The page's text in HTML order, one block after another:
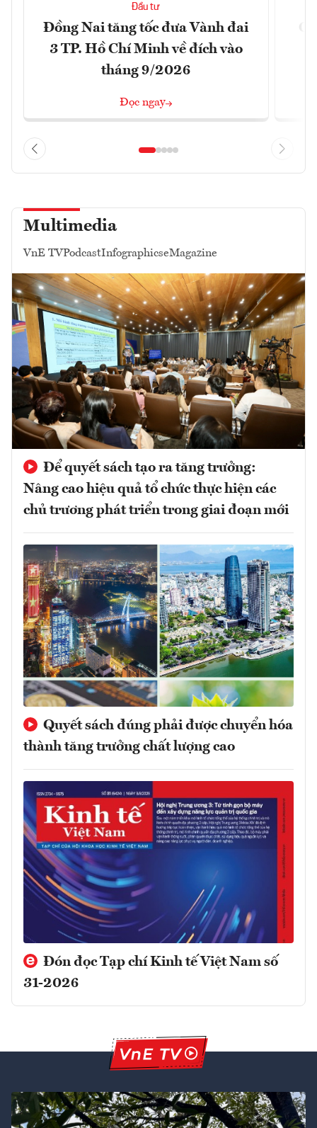
Đầu tư
Đồng Nai tăng tốc đưa Vành đai
3 TP. Hồ Chí Minh về đích vào
tháng 9/2026
Đọc ngay
Multimedia
VnE TVPodcastInfographicseMagazine
Để quyết sách tạo ra tăng trưởng:
Nâng cao hiệu quả tổ chức thực hiện các
chủ trương phát triển trong giai đoạn mới
Quyết sách đúng phải được chuyển hóa
thành tăng trưởng chất lượng cao
Đón đọc Tạp chí Kinh tế Việt Nam số
31-2026